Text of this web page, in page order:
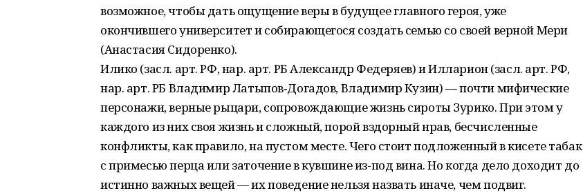
возможное, чтобы дать ощущение веры в будущее главного героя, уже
окончившего университет и собирающегося создать семью со своей верной Мери
(Анастасия Сидоренко).
Илико (засл. арт. РФ, нар. арт. РБ Александр Федеряев) и Илларион (засл. арт. РФ,
нар. арт. РБ Владимир Латыпов‑Догадов, Владимир Кузин) — почти мифические
персонажи, верные рыцари, сопровождающие жизнь сироты Зурико. При этом у
каждого из них своя жизнь и сложный, порой вздорный нрав, бесчисленные
конфликты, как правило, на пустом месте. Чего стоит подложенный в кисете табак
с примесью перца или заточение в кувшине из-под вина. Но когда дело доходит до
истинно важных вещей — их поведение нельзя назвать иначе, чем подвиг.